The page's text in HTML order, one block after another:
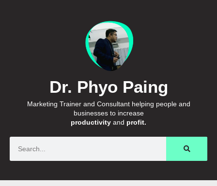
Dr. Phyo Paing
Marketing Trainer and Consultant helping people and
businesses to increase
productivity and profit.